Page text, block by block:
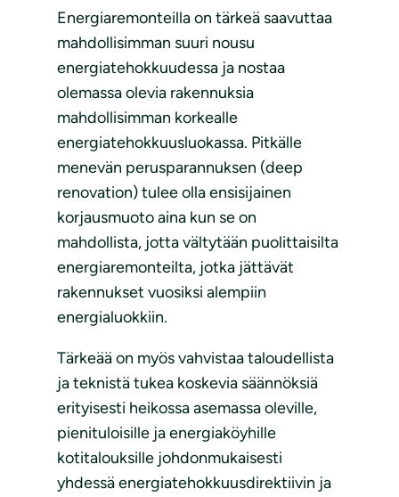
Energiaremonteilla on tärkeä saavuttaa
mahdollisimman suuri nousu
energiatehokkuudessa ja nostaa
olemassa olevia rakennuksia
mahdollisimman korkealle
energiatehokkuusluokassa. Pitkälle
menevän perusparannuksen (deep
renovation) tulee olla ensisijainen
korjausmuoto aina kun se on
mahdollista, jotta vältytään puolittaisilta
energiaremonteilta, jotka jättävät
rakennukset vuosiksi alempiin
energialuokkiin.
Tärkeää on myös vahvistaa taloudellista
ja teknistä tukea koskevia säännöksiä
erityisesti heikossa asemassa oleville,
pienituloisille ja energiaköyhille
kotitalouksille johdonmukaisesti
yhdessä energiatehokkuusdirektiivin ja